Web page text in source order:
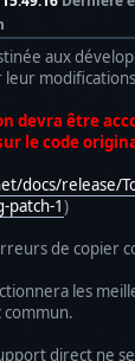
aux
modifications
devra être
le code
docs/release/
patch-1)
de copier
les
direct ne